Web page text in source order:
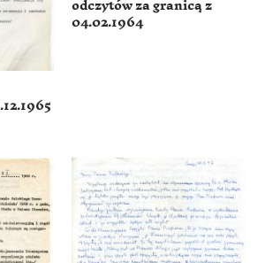
04.02.1964